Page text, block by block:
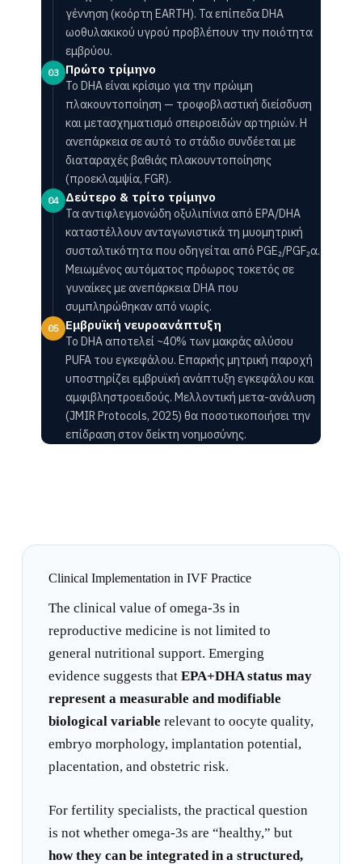
γέννηση (κοόρτη EARTH). Τα επίπεδα DHA
ωοθυλακικού υγρού προβλέπουν την ποιότητα
εμβρύου.
03 Πρώτο τρίμηνο
Το DHA είναι κρίσιμο για την πρώιμη
πλακουντοποίηση — τροφοβλαστική διείσδυση
και μετασχηματισμό σπειροειδών αρτηριών. Η
ανεπάρκεια σε αυτό το στάδιο συνδέεται με
διαταραχές βαθιάς πλακουντοποίησης
(προεκλαμψία, FGR).
04 Δεύτερο & τρίτο τρίμηνο
Τα αντιφλεγμονώδη οξυλιπίνια από EPA/DHA
καταστέλλουν ανταγωνιστικά τη μυομητρική
συσταλτικότητα που οδηγείται από PGE₂/PGF₂α.
Μειωμένος αυτόματος πρόωρος τοκετός σε
γυναίκες με ανεπάρκεια DHA που
συμπληρώθηκαν από νωρίς.
05 Εμβρυϊκή νευροανάπτυξη
Το DHA αποτελεί ~40% των μακράς αλύσου
PUFA του εγκεφάλου. Επαρκής μητρική παροχή
υποστηρίζει εμβρυϊκή ανάπτυξη εγκεφάλου και
αμφιβληστροειδούς. Μελλοντική μετα-ανάλυση
(JMIR Protocols, 2025) θα ποσοτικοποιήσει την
επίδραση στον δείκτη νοημοσύνης.
Clinical Implementation in IVF Practice
The clinical value of omega-3s in
reproductive medicine is not limited to
general nutritional support. Emerging
evidence suggests that EPA+DHA status may
represent a measurable and modifiable
biological variable relevant to oocyte quality,
embryo morphology, implantation potential,
placentation, and obstetric risk.
For fertility specialists, the practical question
is not whether omega-3s are “healthy,” but
how they can be integrated in a structured,